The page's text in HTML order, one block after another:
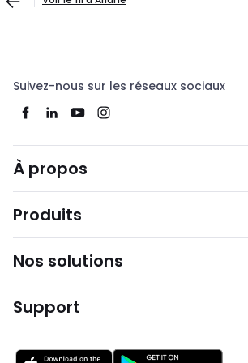
Suivez-nous sur les réseaux sociaux
À propos
Produits
Nos solutions
Support